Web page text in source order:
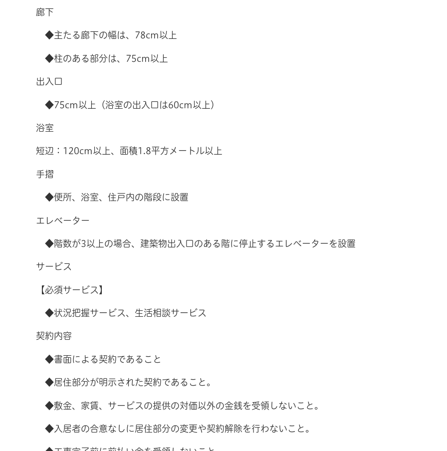
廊下
◆主たる廊下の幅は、78cm以上
◆柱のある部分は、75cm以上
出入口
◆75cm以上（浴室の出入口は60cm以上）
浴室
短辺：120cm以上、面積1.8平方メートル以上
手摺
◆便所、浴室、住戸内の階段に設置
エレベーター
◆階数が3以上の場合、建築物出入口のある階に停止するエレベーターを設置
サービス
【必須サービス】
◆状況把握サービス、生活相談サービス
契約内容
◆書面による契約であること
◆居住部分が明示された契約であること。
◆敷金、家賃、サービスの提供の対価以外の金銭を受領しないこと。
◆入居者の合意なしに居住部分の変更や契約解除を行わないこと。